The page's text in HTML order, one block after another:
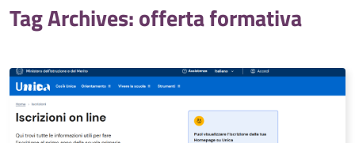
Tag Archives: offerta formativa